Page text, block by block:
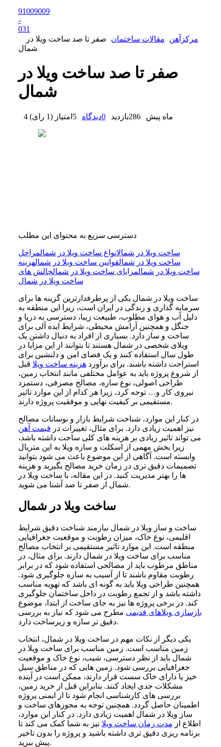
91009009
-
031
مرکزآهن
مقالات ساختمان
صفر تا صد ساخت ویلا در
شمال
صفر تا صد ساخت ویلا در
شمال
4 ماه پیش 286بازدید 0دیدگاه 5 امتیاز (1 رای )
دسترسی سریع به محتوای این مطلب
ساخت ویلا در شمالانواع ساخت ویلا در شمالمراحل
ساخت ویلا در شمالقوانین ساخت ویلا در شمالهزینه
ساخت ویلا در شمالمزایای ساخت ویلا در شمالچالش های
ساخت ویلا در شمال
ساخت ویلا در شمال یکی از پرطرفدارترین گزینه ها برای
سرمایه گذاری و زندگی در ایران است، زیرا این منطقه به
دلیل آب و هوای مطلوب، طبیعت زیبا، دسترسی به دریا و
جنگل و همچنین آرامش محیطی، شرایط ایده آلی برای
ساخت و ساز دارد. بسیاری از افراد به دنبال داشتن یک
ویلای شخصی در شمال هستند تا بتوانند از این مزایا در
طول سال استفاده کنند و یک فضای امن و دلنشین برای
استراحت داشته باشند. برای برآوردهزینه ساخت ویلا قبل
از شروع پروژه باید به عوامل مختلفی مانند انتخاب زمین،
طراحی اصولی، نوع سازه، مصالح مصرفی، دستمزد
نیروی کار و… توجه کرد، زیرا هر کدام از این موارد تاثیر
مستقیمی بر کیفیت نهایی و موفقیت پروژه دارند.
در کنار این موارد، شناخت شرایط بازار و نوسانات مصالح
نیز اهمیت زیادی دارد. برای مثال، تغییرات در قیمت آهن
می تواند تاثیر زیادی بر هزینه های کلی ساخت داشته باشد،
زیرا بخش مهمی از اسکلت و سازه ویلا به این متریال
وابسته است. آگاهی از این موضوع باعث می شود بتوانید
تصمیمات دقیق تری در زمان خرید مصالح بگیرید و هزینه
ها را بهتر مدیریت کنید. در این مقاله، با ساخت ویلا در
شمال از صفر تا صد آشنا می شوید.
ساخت ویلا در شمال
ساخت و ساز ویلا در شمال نیازمند شناخت دقیق شرایط
اقلیمی، نوع خاک، میزان رطوبت و موقعیت جغرافیایی
منطقه است. این موارد تاثیر مستقیمی بر انتخاب مصالح
مناسب برای ساخت ویلا در شمال دارند. برای مثال، در
مناطق مرطوب باید از مصالحی استفاده شود که در برابر
رطوبت مقاوم باشند تا از آسیب به سازه جلوگیری شود.
همچنین طراحی ویلا باید به گونه ای باشد که تهویه مناسب
داشته باشد و از تجمع رطوبت در داخل ساختمان جلوگیری
کند. در برخی پروژه ها نیز به جای ساخت از ابتدا، موضوع
بازسازی ویلاهای قدیمی مطرح می شود که نیاز به بررسی
دقیق تر سازه و زیرساخت دارد.
یکی دیگر از نکات مهم در ساخت ویلا در شمال، انتخاب
زمین مناسب است. زمین مناسب برای ساخت ویلا در
شمال باید از نظر دسترسی، شیب، نوع خاک و موقعیت
جغرافیایی بررسی شود. زمین هایی که در مناطق سیل
خیز یا دارای خاک سست قرار دارند، ممکن است در آینده
مشکلات جدی ایجاد کنند. بنابراین قبل از خرید زمین،
بررسی های کارشناسی انجام شود تا از ایمنی پروژه
اطمینان حاصل گردد. همچنین توجه به مجوزهای ساخت و
ساز ویلا در شمال اهمیت زیادی دارد. در کنار این موارد،
اطلاع از مدت زمان ساخت ویلا نیز به شما کمک می کند تا
برنامه ریزی دقیق تری داشته باشید و پروژه را بدون تاخیر
پیش ببرید.